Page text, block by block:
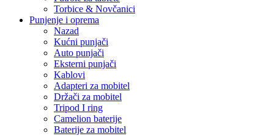
Torbice & Novčanici
Punjenje i oprema
Nazad
Kućni punjači
Auto punjači
Eksterni punjači
Kablovi
Adapteri za mobitel
Držači za mobitel
Tripod I ring
Camelion baterije
Baterije za mobitel